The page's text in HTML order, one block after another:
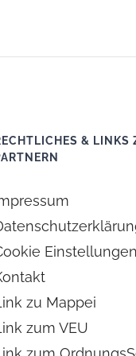
&
Einstellungen
zu Mappei
zum VEU